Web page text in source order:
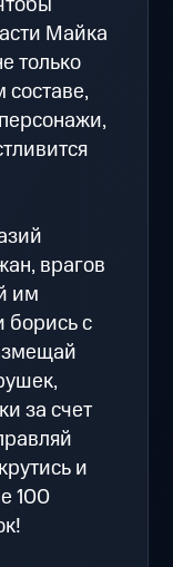
Майка
только
врагов
им
борись с
за счет
и
100